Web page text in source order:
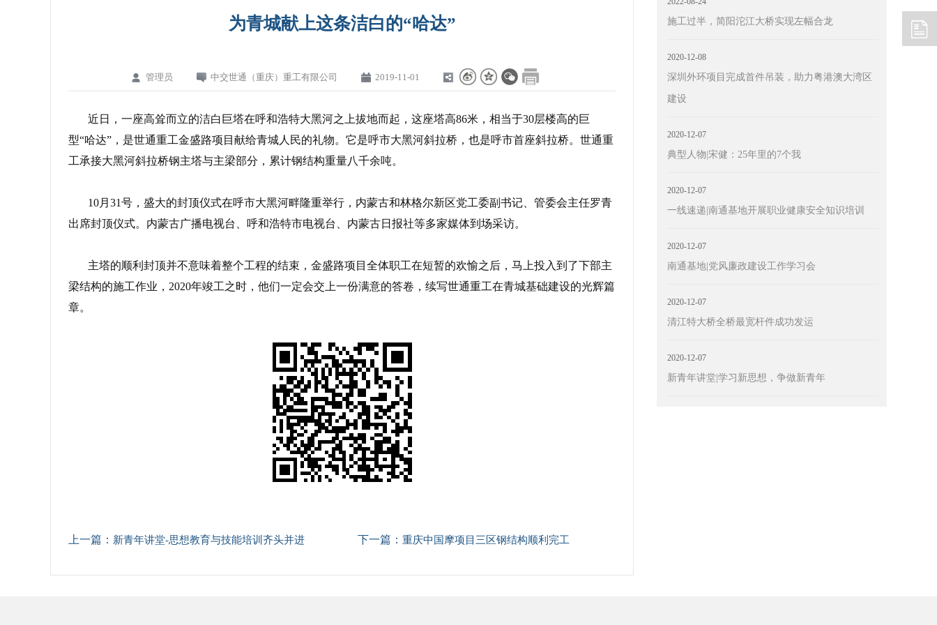
为青城献上这条洁白的“哈达”
管理员 中交世通（重庆）重工有限公司 2019-11-01
近日，一座高耸而立的洁白巨塔在呼和浩特大黑河之上拔地而起，这座塔高86米，相当于30层楼高的巨
型“哈达”，是世通重工金盛路项目献给青城人民的礼物。它是呼市大黑河斜拉桥，也是呼市首座斜拉桥。世通重
工承接大黑河斜拉桥钢主塔与主梁部分，累计钢结构重量八千余吨。
10月31号，盛大的封顶仪式在呼市大黑河畔隆重举行，内蒙古和林格尔新区党工委副书记、管委会主任罗青
出席封顶仪式。内蒙古广播电视台、呼和浩特市电视台、内蒙古日报社等多家媒体到场采访。
主塔的顺利封顶并不意味着整个工程的结束，金盛路项目全体职工在短暂的欢愉之后，马上投入到了下部主
梁结构的施工作业，2020年竣工之时，他们一定会交上一份满意的答卷，续写世通重工在青城基础建设的光辉篇
章。
上一篇： 新青年讲堂-思想教育与技能培训齐头并进 下一篇： 重庆中国摩项目三区钢结构顺利完工
施工过半，简阳沱江大桥实现左幅合龙
2020-12-08
深圳外环项目完成首件吊装，助力粤港澳大湾区
建设
2020-12-07
典型人物|宋健：25年里的7个我
2020-12-07
一线速递|南通基地开展职业健康安全知识培训
2020-12-07
南通基地|党风廉政建设工作学习会
2020-12-07
清江特大桥全桥最宽杆件成功发运
2020-12-07
新青年讲堂|学习新思想，争做新青年